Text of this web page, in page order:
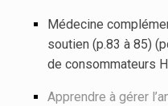
Médecine
soutien (p.83 à 85)
de consommateurs
Apprendre à gérer